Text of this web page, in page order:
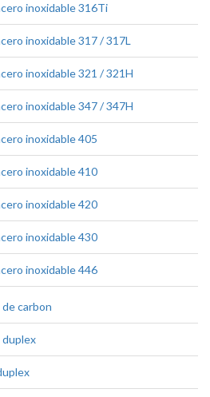
inoxidable 316Ti
inoxidable 317 / 317L
inoxidable 321 / 321H
inoxidable 347 / 347H
inoxidable 405
inoxidable 410
inoxidable 420
inoxidable 430
inoxidable 446
carbon